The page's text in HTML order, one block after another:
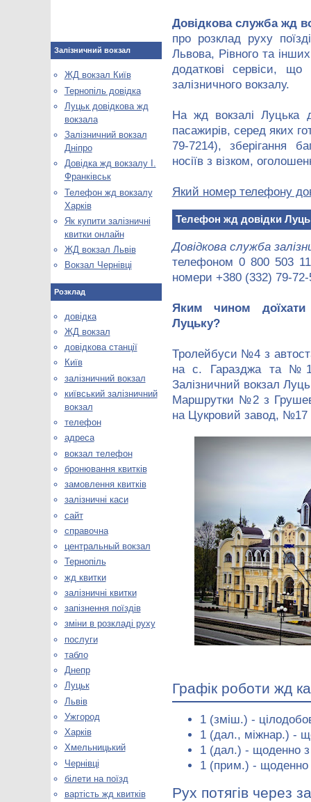
Довідкова служба жд
про розклад руху
Львова, Рівного та
додаткові сервіси, що
залізничного вокзалу.
На жд вокзалі Луцька
пасажирів, серед яких
79-7214), зберігання
носіїв з візком,
Який номер телефону
Телефон жд довідки
Довідкова служба
телефоном 0 800 503
номери +380 (332) 79-
Яким чином
Луцьку?
Тролейбуси №4 з
на с. Гаразджа та
Залізничний вокзал
Маршрутки №2 з
на Цукровий завод, №17
Графік роботи жд
1 (зміш.) -
1 (дал., міжнар.) -
1 (дал.) - щоденно
1 (прим.) - щоденно
Рух потягів через
Залізничний вокзал
ЖД вокзал Київ
Тернопіль довідка
Луцьк довідкова жд
вокзала
Залізничний вокзал
Дніпро
Довідка жд вокзалу І.
Франківськ
Телефон жд вокзалу
Харків
Як купити залізничні
квитки онлайн
ЖД вокзал Львів
Вокзал Чернівці
Розклад
довідка
ЖД вокзал
довідкова станції
Київ
залізничний вокзал
київський залізничний
вокзал
телефон
адреса
вокзал телефон
бронювання квитків
замовлення квитків
залізничні каси
сайт
справочна
центральный вокзал
Тернопіль
жд квитки
залізничні квитки
запізнення поїздів
зміни в розкладі руху
послуги
табло
Днепр
Луцьк
Львів
Ужгород
Харків
Хмельницький
Чернівці
білети на поїзд
вартість жд квитків